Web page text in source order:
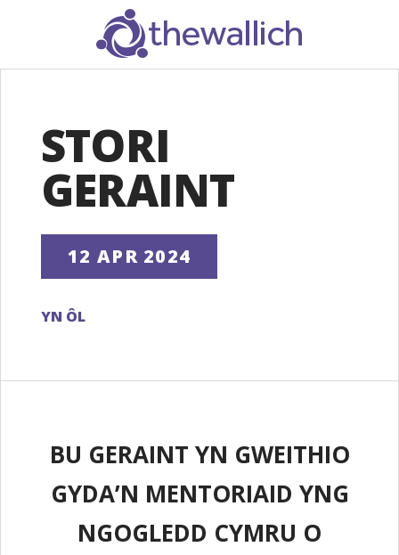
SEARCH
STORI
GERAINT
12 APR 2024
YN ÔL
BU GERAINT YN GWEITHIO
GYDA’N MENTORIAID YNG
NGOGLEDD CYMRU O